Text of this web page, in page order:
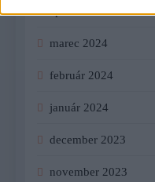
apríl 2024
marec 2024
február 2024
január 2024
december 2023
november 2023